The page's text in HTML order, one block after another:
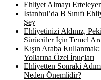
Ehliyet Almayı
İstanbul’da B Sınıfı
Şey
Ehliyetinizi Aldınız, Peki
Sürücüler İçin Temel
Kışın Araba
Yollarına Özel İpuçları
Ehliyetten Sonraki
Neden Önemlidir?